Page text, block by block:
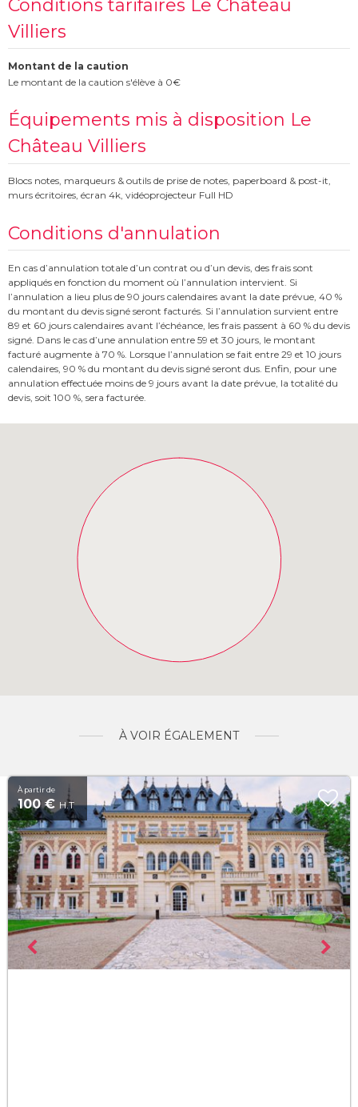
Conditions tarifaires Le Château
Villiers
Montant de la caution
Le montant de la caution s'élève à 0€
Équipements mis à disposition Le
Château Villiers
Blocs notes, marqueurs & outils de prise de notes, paperboard & post-it,
murs écritoires, écran 4k, vidéoprojecteur Full HD
Conditions d'annulation
En cas d’annulation totale d’un contrat ou d’un devis, des frais sont
appliqués en fonction du moment où l’annulation intervient. Si
l’annulation a lieu plus de 90 jours calendaires avant la date prévue, 40 %
du montant du devis signé seront facturés. Si l’annulation survient entre
89 et 60 jours calendaires avant l’échéance, les frais passent à 60 % du devis
signé. Dans le cas d’une annulation entre 59 et 30 jours, le montant
facturé augmente à 70 %. Lorsque l’annulation se fait entre 29 et 10 jours
calendaires, 90 % du montant du devis signé seront dus. Enfin, pour une
annulation effectuée moins de 9 jours avant la date prévue, la totalité du
devis, soit 100 %, sera facturée.
À VOIR ÉGALEMENT
À partir de
100 € H.T